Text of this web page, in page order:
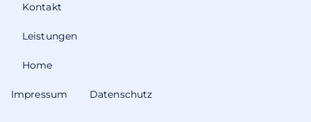
Home
Leistungen
Kontakt
Impressum Datenschutz